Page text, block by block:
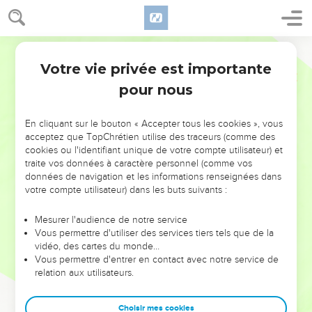
NE MANQUEZ PAS L’ÉVÉNEMENT
DE L’ANNÉE !
ET SI LEURS ERREURS POUVAIENT VOUS ÉVITER LES
VOTRES ?
leur foi ou leur vision. Mais on voit moins les doutes, les erreurs
et les saisons difficiles qu'ils ont traversés, alors même que ce
sont elles qui les ont façonnés.
Dans cette conférence, leaders, entrepreneurs, et responsables
clés pour avancer avec plus de sagesse afin que leurs erreurs
Votre vie privée est importante
pour nous
En cliquant sur le bouton « Accepter tous les cookies », vous
acceptez que TopChrétien utilise des traceurs (comme des
cookies ou l'identifiant unique de votre compte utilisateur) et
traite vos données à caractère personnel (comme vos
données de navigation et les informations renseignées dans
votre compte utilisateur) dans les buts suivants :
Mesurer l'audience de notre service
Vous permettre d'utiliser des services tiers tels que de la
vidéo, des cartes du monde…
Vous permettre d'entrer en contact avec notre service de
relation aux utilisateurs.
Choisir mes cookies